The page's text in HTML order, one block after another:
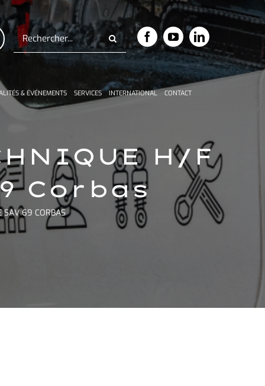
Rechercher:
& ÉVÉNEMENTS SERVICES INTERNATIONAL CONTACT
H/F
Corbas
SAV 69 CORBAS